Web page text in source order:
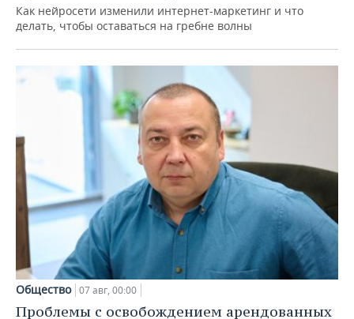
Как нейросети изменили интернет-маркетинг и что
делать, чтобы оставаться на гребне волны
Общество 07 авг, 00:00
Проблемы с освобождением арендованных